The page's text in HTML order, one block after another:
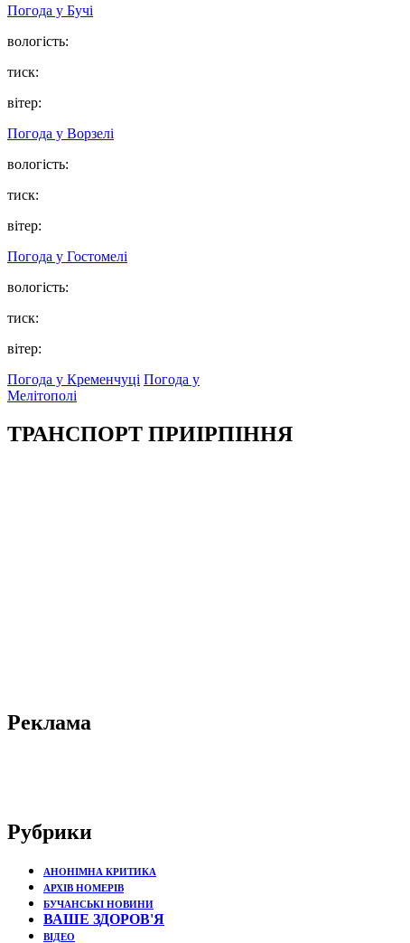
Погода у Бучі
вологість:
тиск:
вітер:
Погода у Ворзелі
вологість:
тиск:
вітер:
Погода у Гостомелі
вологість:
тиск:
вітер:
Погода у Кременчуці Погода у
Мелітополі
ТРАНСПОРТ ПРИІРПІННЯ
Реклама
Рубрики
АНОНІМНА КРИТИКА
АРХІВ НОМЕРІВ
БУЧАНСЬКІ НОВИНИ
ВАШЕ ЗДОРОВ'Я
ВІДЕО